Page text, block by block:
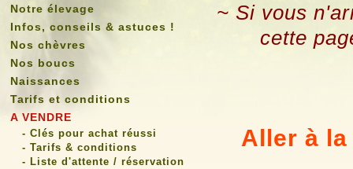
Notre élevage
Infos, conseils & astuces !
Nos chèvres
Nos boucs
Naissances
Tarifs et conditions
A VENDRE
- Clés pour achat réussi
- Tarifs & conditions
- Liste d'attente / réservation
~ Si vous
cette
Aller à la